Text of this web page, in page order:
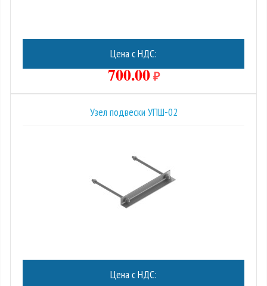
Цена с НДС:
700.00₽
Узел подвески УПШ-02
Цена с НДС: